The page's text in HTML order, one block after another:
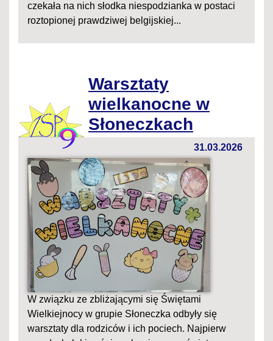
czekała na nich słodka niespodzianka w postaci
roztopionej prawdziwej belgijskiej...
Warsztaty
wielkanocne w
Słoneczkach
31.03.2026
W związku ze zbliżającymi się Świętami
Wielkiejnocy w grupie Słoneczka odbyły się
warsztaty dla rodziców i ich pociech. Najpierw